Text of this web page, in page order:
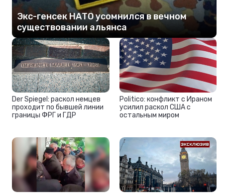
Экс-генсек НАТО усомнился в вечном
существовании альянса
Der Spiegel: раскол немцев
проходит по бывшей линии
границы ФРГ и ГДР
Politico: конфликт с Ираном
усилил раскол США с
остальным миром